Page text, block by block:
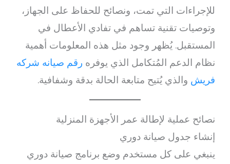
للإجراءات التي تمت، ونصائح للحفاظ على الجهاز،
وتوصيات تقنية تساهم في تفادي الأعطال في
المستقبل. يُظهر وجود مثل هذه المعلومات أهمية
نظام الدعم المُتكامل الذي يوفره رقم صيانه شركه
فريش والذي يُتيح متابعة الحالة بدقة وشفافية.
نصائح عملية لإطالة عمر الأجهزة المنزلية
إنشاء جدول صيانة دوري
ينبغي على كل مستخدم وضع برنامج صيانة دوري